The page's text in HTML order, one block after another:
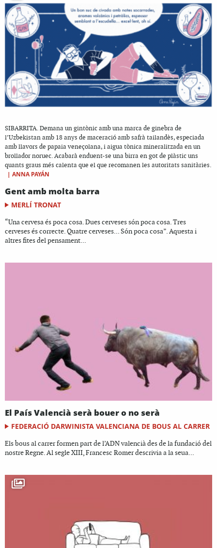
SIBARRITA. Demana un gintònic amb una marca de ginebra de
l’Uzbekistan amb 18 anys de maceració amb safrà tailandès, especiada
amb llavors de papaia veneçolana, i aigua tònica mineralitzada en un
brollador noruec. Acabarà enduent-se una birra en got de plàstic uns
quants graus més calenta que el que recomanen les autoritats sanitàries.
| ANNA PAYÁN
Gent amb molta barra
MERLÍ TRONAT
“Una cervesa és poca cosa. Dues cerveses són poca cosa. Tres
cerveses és correcte. Quatre cerveses... Són poca cosa”. Aquesta i
altres fites del pensament...
El País Valencià serà bouer o no serà
FEDERACIÓ DARWINISTA VALENCIANA DE BOUS AL CARRER
Els bous al carrer formen part de l’ADN valencià des de la fundació del
nostre Regne. Al segle XIII, Francesc Romer descrivia a la seua...